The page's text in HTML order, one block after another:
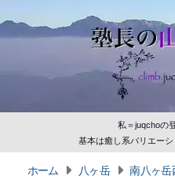
私＝juqchoの
基本は癒し系バリエーシ
ホーム 八ヶ岳 南八ヶ岳